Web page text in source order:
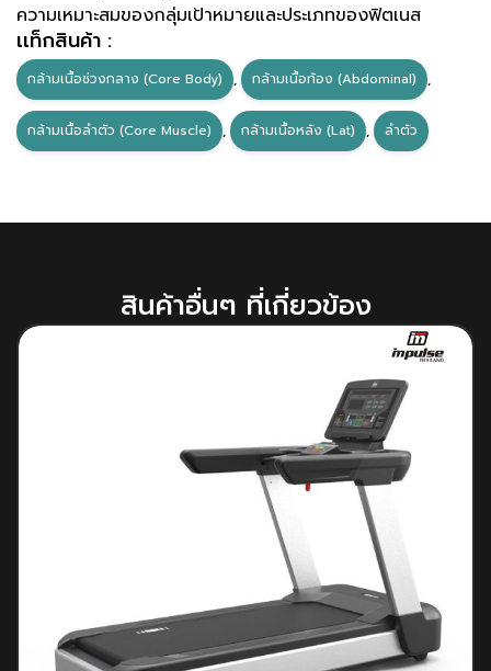
ความเหมาะสมของกลุ่มเป้าหมายและประเภทของฟิตเนส
เเท็กสินค้า :
กล้ามเนื้อช่วงกลาง (Core Body) , กล้ามเนื้อท้อง (Abdominal) ,
กล้ามเนื้อลำตัว (Core Muscle) , กล้ามเนื้อหลัง (Lat) , ลำตัว
สินค้าอื่นๆ ที่เกี่ยวข้อง